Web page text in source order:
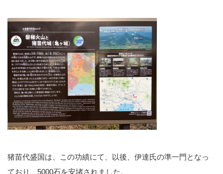
猪苗代盛国は、この功績にて、以後、伊達氏の準一門となっ
ており、5000石を安堵されました。